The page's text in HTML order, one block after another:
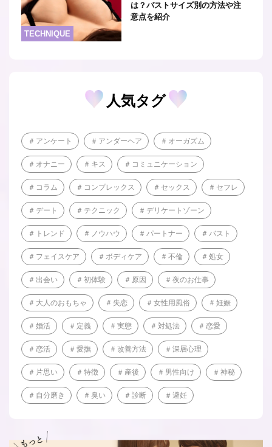
TECHNIQUE
は？バストサイズ別の方法や注
意点を紹介
人気タグ
アンケート アンダーヘア オーガズム
オナニー キス コミュニケーション
コラム コンプレックス セックス セフレ
デート テクニック デリケートゾーン
トレンド ノウハウ パートナー バスト
フェイスケア ボディケア 不倫 処女
出会い 初体験 原因 夜のお仕事
大人のおもちゃ 失恋 女性用風俗 妊娠
婚活 定義 実態 対処法 恋愛
恋活 愛撫 改善方法 深層心理
片思い 特徴 産後 男性向け 神秘
自分磨き 臭い 診断 避妊